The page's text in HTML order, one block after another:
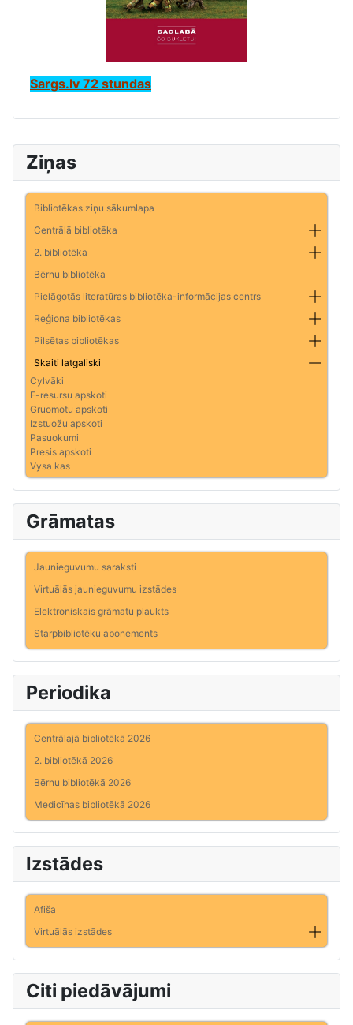
Ziņas
Bibliotēkas ziņu sākumlapa
Centrālā bibliotēka
2. bibliotēka
Bērnu bibliotēka
Pielāgotās literatūras bibliotēka-informācijas centrs
Reģiona bibliotēkas
Pilsētas bibliotēkas
Skaiti latgaliski
Cylvāki
E-resursu apskoti
Gruomotu apskoti
Izstuožu apskoti
Pasuokumi
Presis apskoti
Vysa kas
Grāmatas
Jaunieguvumu saraksti
Virtuālās jaunieguvumu izstādes
Elektroniskais grāmatu plaukts
Starpbibliotēku abonements
Periodika
Centrālajā bibliotēkā 2026
2. bibliotēkā 2026
Bērnu bibliotēkā 2026
Medicīnas bibliotēkā 2026
Izstādes
Afiša
Virtuālās izstādes
Citi piedāvājumi
Sargs.lv 72 stundas